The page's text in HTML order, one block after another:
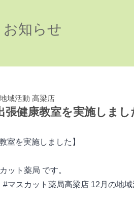
お知らせ
地域活動 高梁店
張健康教室を実施しまし
室を実施しました】
ット薬局 です。
マスカット薬局高梁店 12月の地